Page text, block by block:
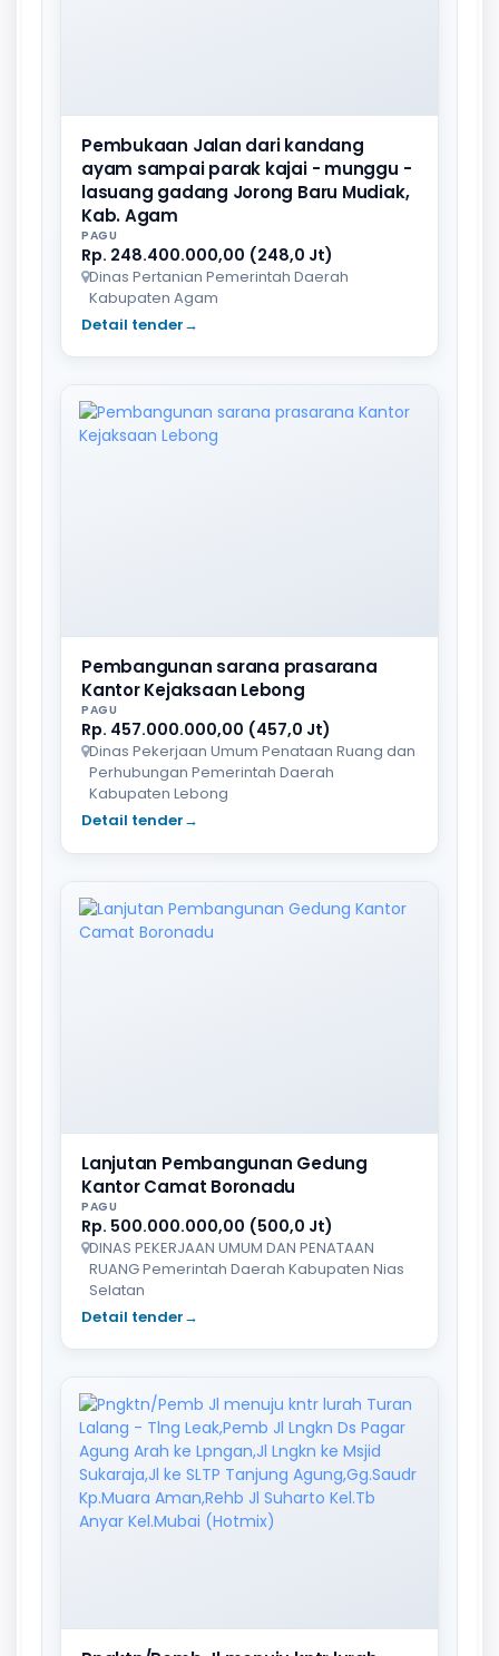
Pembukaan Jalan dari kandang
ayam sampai parak kajai - munggu -
lasuang gadang Jorong Baru Mudiak,
Kab. Agam
PAGU
Rp. 248.400.000,00 (248,0 Jt)
Dinas Pertanian Pemerintah Daerah
Kabupaten Agam
Detail tender→
Pembangunan sarana prasarana
Kantor Kejaksaan Lebong
PAGU
Rp. 457.000.000,00 (457,0 Jt)
Dinas Pekerjaan Umum Penataan Ruang dan
Perhubungan Pemerintah Daerah
Kabupaten Lebong
Detail tender→
Lanjutan Pembangunan Gedung
Kantor Camat Boronadu
PAGU
Rp. 500.000.000,00 (500,0 Jt)
DINAS PEKERJAAN UMUM DAN PENATAAN
RUANG Pemerintah Daerah Kabupaten Nias
Selatan
Detail tender→